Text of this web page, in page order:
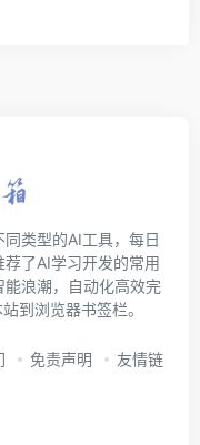
类型的AI工具，每日
了AI学习开发的常用
浪潮，自动化高效完
到浏览器书签栏。
免责声明
友情链